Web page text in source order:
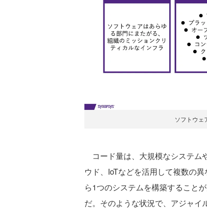
ソフトウェ
コード量は、大規模なシステム
ウド、IoTなどを活用して複数の
ら1つのシステムを構築すること
だ。そのような状況で、アジャ